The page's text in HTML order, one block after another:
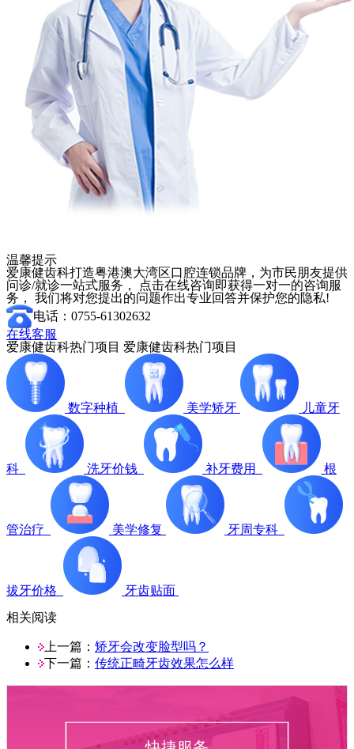
温馨提示
爱康健齿科打造粤港澳大湾区口腔连锁品牌，为市民朋友提供
问诊/就诊一站式服务， 点击在线咨询即获得一对一的咨询服
务， 我们将对您提出的问题作出专业回答并保护您的隐私!
电话：0755-61302632
在线客服
爱康健齿科热门项目 爱康健齿科热门项目
数字种植 美学矫牙 儿童牙
科 洗牙价钱 补牙费用 根
管治疗 美学修复 牙周专科
拔牙价格
牙齿贴面
相关阅读
上一篇： 矫牙会改变脸型吗？
下一篇： 传统正畸牙齿效果怎么样